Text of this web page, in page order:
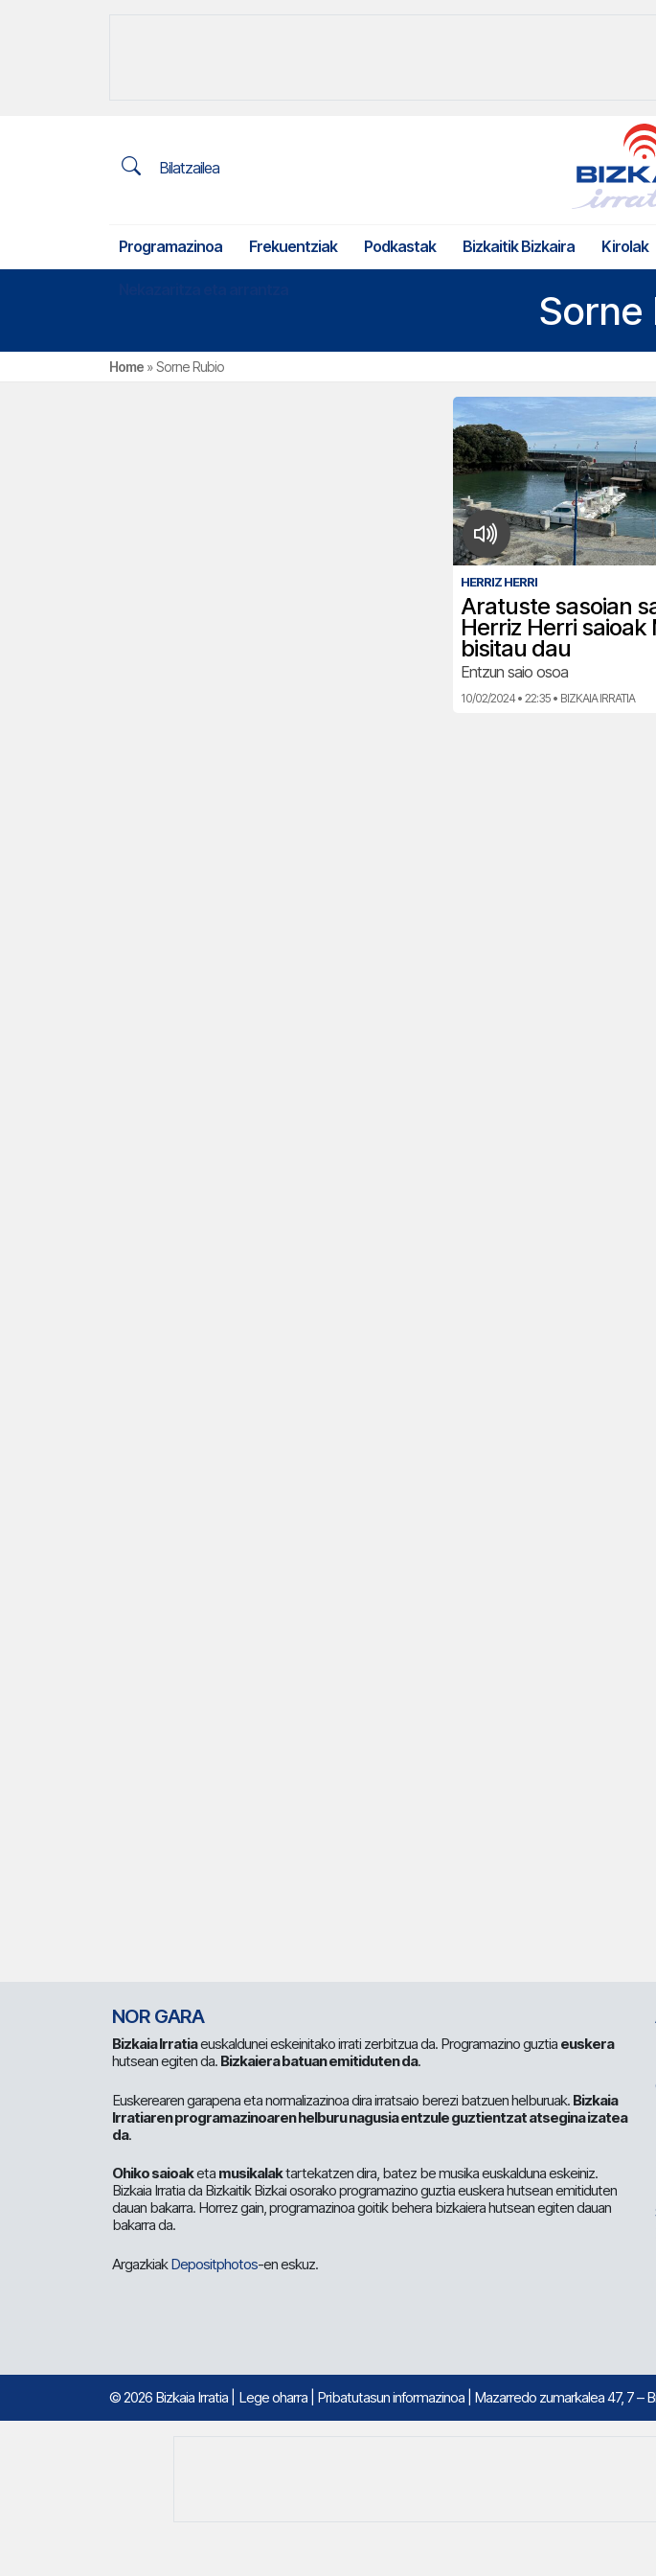
Bilatzailea
Programazinoa Frekuentziak Podkastak Bizkaitik Bizkaira Kirolak
Sorne
Home »Sorne Rubio
HERRIZ HERRI
Aratuste sasoian
Herriz Herri
bisitau dau
Entzun saio osoa
10/02/2024 • 22:35 • BIZKAIA IRRATIA
NOR GARA
Bizkaia Irratiaeuskaldunei eskeinitako irrati zerbitzua da. Programazino guztia euskera
hutsean egiten da. Bizkaiera batuan emitiduten da.
Euskerearen garapena eta normalizazinoa dira irratsaio berezi batzuen helburuak. Bizkaia
Irratiaren programazinoaren helburu nagusia entzule guztientzat atsegina izatea
da.
Ohiko saioaketa musikalaktartekatzen dira, batez be musika euskalduna eskeiniz.
Bizkaia Irratia da Bizkaitik Bizkai osorako programazino guztia euskera hutsean emitiduten
dauan bakarra. Horrez gain, programazinoa goitik behera bizkaiera hutsean egiten dauan
bakarra da.
ArgazkiakDepositphotos-en eskuz.
© 2026 Bizkaia Irratia Lege oharra Pribatutasun informazinoa | Mazarredo zumarkalea 47, 7 –